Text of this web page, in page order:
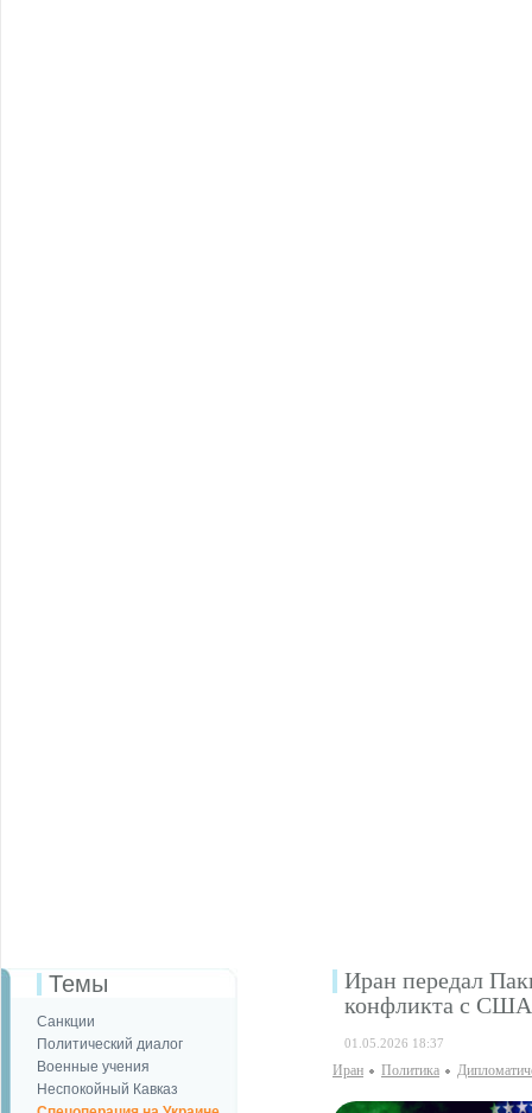
Темы
Санкции
Политический диалог
Военные учения
Неспокойный Кавказ
Иран передал
конфликта с США
01.05.2026 18:37
Иран Политика